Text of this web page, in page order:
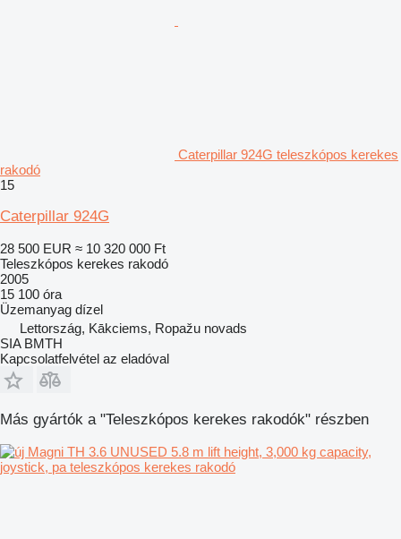
Caterpillar 924G teleszkópos kerekes
rakodó
15
Caterpillar 924G
28 500 EUR ≈ 10 320 000 Ft
Teleszkópos kerekes rakodó
2005
15 100 óra
Üzemanyag dízel
Lettország, Kākciems, Ropažu novads
SIA BMTH
Kapcsolatfelvétel az eladóval
Más gyártók a "Teleszkópos kerekes rakodók" részben